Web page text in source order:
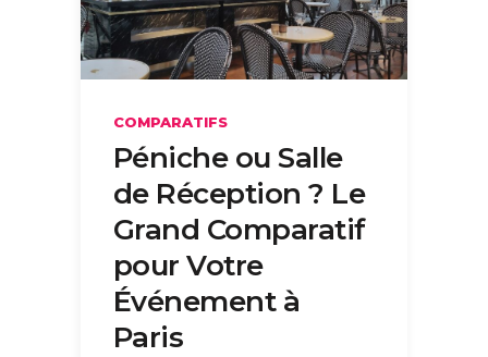
COMPARATIFS
Péniche ou Salle
de Réception ? Le
Grand Comparatif
pour Votre
Événement à
Paris